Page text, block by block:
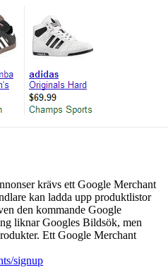
krävs ett Google Merchant
kan ladda upp produktlistor
den kommande Google
liknar Googles Bildsök, men
Ett Google Merchant
signup